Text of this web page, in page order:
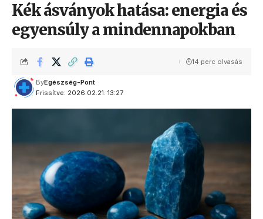
Kék ásványok hatása: energia és
egyensúly a mindennapokban
Frissítve: 2026.02.21. 13:27
ByEgészség-Pont
14 perc olvasás